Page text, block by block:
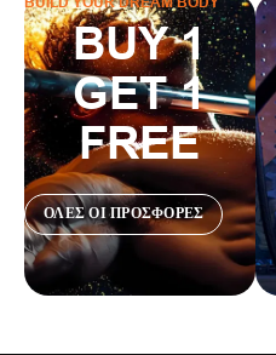
BUY 1
GET 1
FREE
ΟΛΕΣ ΟΙ ΠΡΟΣΦΟΡΕΣ